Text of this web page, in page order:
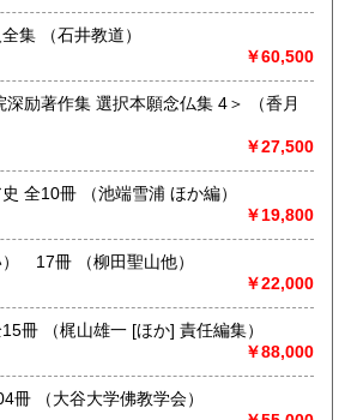
鉄東西線・京阪電鉄・阪急電車
市役所前」・京阪「三条」・阪急「河
日曜祝日は、12:00～18:00)
昭和新修 法然上人全集 （石井教道）
￥60,500
著作集 選択本願念仏集 4＞ （香月
￥27,500
岩波講座東南アジア史 全10冊 （池端雪浦 ほか編）
￥19,800
禅の語録（旧版揃い） 17冊 （柳田聖山他）
￥22,000
浄土仏教の思想 全15冊 （梶山雄一 [ほか] 責任編集）
￥88,000
佛教学セミナー 104冊 （大谷大学佛教学会）